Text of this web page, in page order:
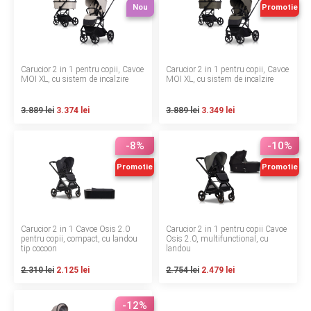
Termeni si conditii
Politica de confidentialitate
Politica de utilizare cookie-uri
Modalitati de plata
Politica de livrare si retur
Formular de retur
Garantia produselor
Instalare scaune/scoici auto
ANPC
SOL
Nou
Carucior 2 in 1 pentru copii, Cavoe
MOI XL, cu sistem de incalzire
3.889 lei 3.374 lei
Promotie
Carucior 2 in 1 pentru copii, Cavoe
MOI XL, cu sistem de incalzire
3.889 lei 3.349 lei
-8%
Promotie
Carucior 2 in 1 Cavoe Osis 2.0
pentru copii, compact, cu landou
tip cocoon
2.310 lei 2.125 lei
-10%
Promotie
Carucior 2 in 1 pentru copii Cavoe
Osis 2.0, multifunctional, cu
landou
2.754 lei 2.479 lei
-12%